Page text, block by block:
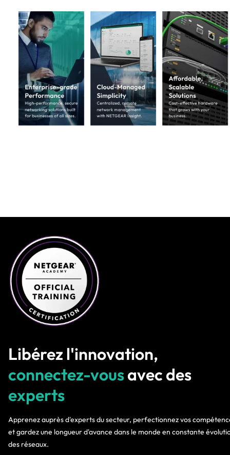
Libérez l'innovation,
connectez-vousavec des
experts
Apprenez auprès d'experts du secteur, perfectionnez vos
et gardez une longueur d'avance dans le monde en constante
des réseaux.